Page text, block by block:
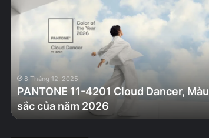
11-
Màu
của
năm
2026
8 Tháng 12, 2025
PANTONE 11-4201 Cloud Dancer, Màu
sắc của năm 2026